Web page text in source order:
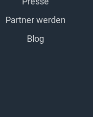
Partner werden
Blog